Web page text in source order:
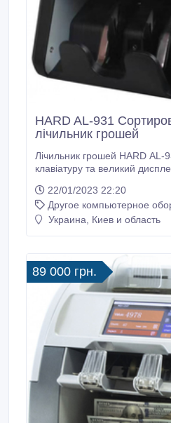
HARD AL-931
лічильник грошей
Лічильник грошей HARD AL-
клавіатуру та великий
номіналу. Ємність
банкнот. Ємність
банкнот. Швидкість
22/01/2023 22:20
Другое компьютерное
Украина, Киев и область
89 000 грн.